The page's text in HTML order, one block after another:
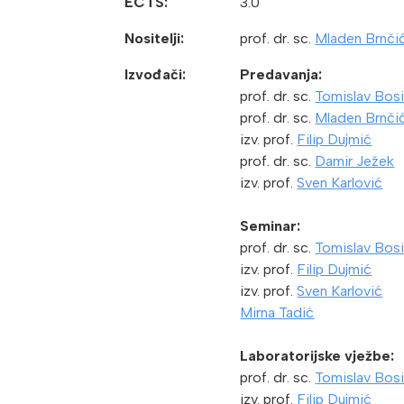
Nositelji: prof. dr. sc. Mladen
Izvođači:
Predavanja:
prof. dr. sc. Tomislav
prof. dr. sc. Mladen
izv. prof. Filip Dujmić
prof. dr. sc. Damir Ježek
izv. prof.Sven Karlović
Seminar:
prof. dr. sc. Tomislav
izv. prof. Filip Dujmić
izv. prof.Sven Karlović
Mirna Tadić
Laboratorijske vježbe:
prof. dr. sc. Tomislav
izv. prof. Filip Dujmić